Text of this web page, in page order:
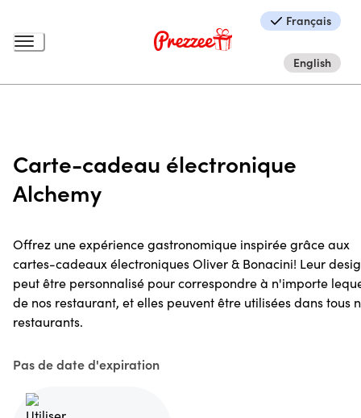
Français
English
Carte-cadeau électronique
Alchemy
Offrez une expérience gastronomique inspirée grâce aux
cartes-cadeaux électroniques Oliver & Bonacini! Leur
peut être personnalisé pour correspondre à n'importe
de nos restaurant, et elles peuvent être utilisées dans tous
restaurants.
Pas de date d'expiration